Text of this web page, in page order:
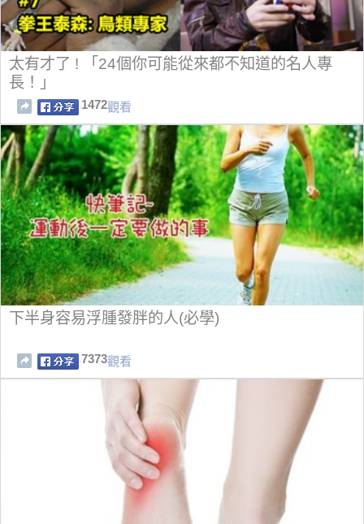
太有才了 ! 「24個你可能從來都不知道的名人專
長！」
1472觀看
下半身容易浮腫發胖的人(必學)
7373觀看